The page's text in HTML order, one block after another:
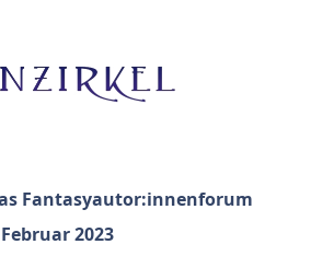
Fantasyautor:innenforum
Februar 2023